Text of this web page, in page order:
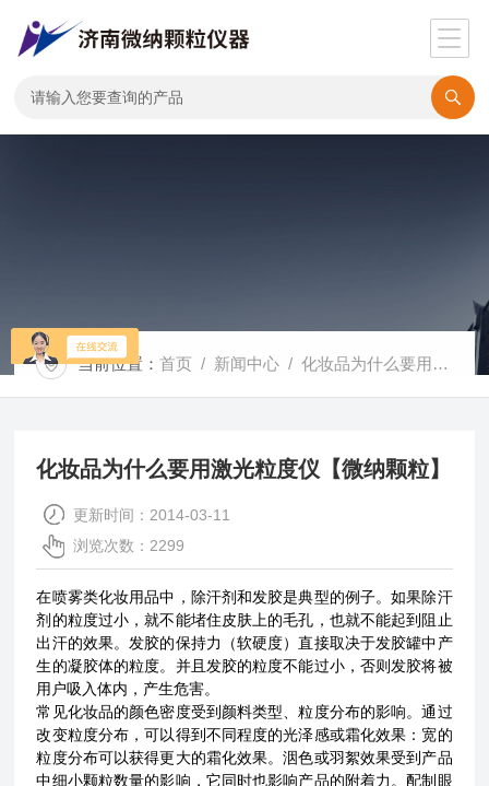
当前位置：首页 / 新闻中心 / 化妆品为什么要用激光粒度仪【微纳颗粒】
化妆品为什么要用激光粒度仪【微纳颗粒】
更新时间：2014-03-11
浏览次数：2299
在喷雾类化妆用品中，除汗剂和发胶是典型的例子。如果除汗
剂的粒度过小，就不能堵住皮肤上的毛孔，也就不能起到阻止
出汗的效果。发胶的保持力（软硬度）直接取决于发胶罐中产
生的凝胶体的粒度。并且发胶的粒度不能过小，否则发胶将被
用户吸入体内，产生危害。
常见化妆品的颜色密度受到颜料类型、粒度分布的影响。通过
改变粒度分布，可以得到不同程度的光泽感或霜化效果：宽的
粒度分布可以获得更大的霜化效果。洇色或羽絮效果受到产品
中细小颗粒数量的影响，它同时也影响产品的附着力。配制眼